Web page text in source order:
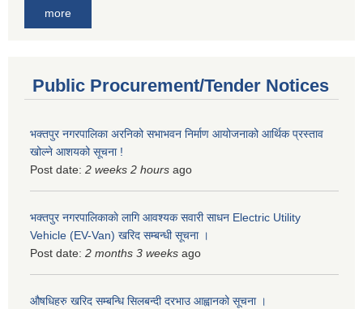
more
Public Procurement/Tender Notices
भक्तपुर नगरपालिका अरनिको सभाभवन निर्माण आयोजनाको आर्थिक प्रस्ताव
खोल्ने आशयको सूचना !
Post date: 2 weeks 2 hours ago
भक्तपुर नगरपालिकाकाे लागि आवश्यक सवारी साधन Electric Utility
Vehicle (EV-Van) खरिद सम्बन्धी सूचना ।
Post date: 2 months 3 weeks ago
औषधिहरु खरिद सम्बन्धि सिलबन्दी दरभाउ आह्वानको सूचना ।